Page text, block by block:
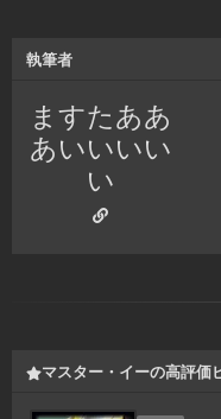
執筆者
ますたああ
あいいいい
い
マスター・イーの高評価